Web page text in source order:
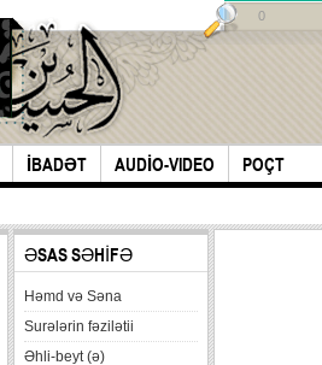
İBADƏT AUDİO-VIDEO POÇT
0
ƏSAS SƏHİFƏ
Həmd və Səna
Surələrin fəzilətii
Əhli-beyt (ə)